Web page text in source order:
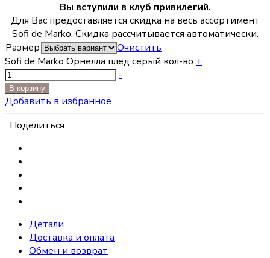
Вы вступили в клуб привилегий.
Для Вас предоставляется скидка на весь ассортимент
Sofi de Marko. Скидка рассчитывается автоматически.
Размер
Очистить
Sofi de Marko Орнелла плед серый кол-во +
-
В корзину
Добавить в избранное
Поделиться
Детали
Доставка и оплата
Обмен и возврат